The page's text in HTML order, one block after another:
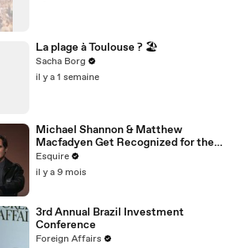
La plage à Toulouse ? 🏖️
Sacha Borg
il y a 1 semaine
Michael Shannon & Matthew
Macfadyen Get Recognized for the
Wrong Roles | Inquiring Minds | Esquire
Esquire
il y a 9 mois
3rd Annual Brazil Investment
Conference
Foreign Affairs